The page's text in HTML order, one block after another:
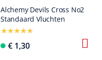
Alchemy Devils Cross No2
Standaard Vluchten
€ 1,30